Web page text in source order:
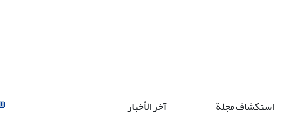
استكشاف مجلة آخر الأخبار